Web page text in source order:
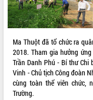
Bàn giải pháp tháo gỡ khó khăn
xuất khẩu sầu riêng và triển
định EUDR
Thứ trưởng Bộ Nông nghiệp và
trường Nguyễn Hoàng Hiệp
vùng trồng và doanh nghiệp
sầu riêng tại Đắk Lắk
Trình diễn nghệ thuật chế biến
món ăn từ sầu riêng
THỐNG KÊ TRUY CẬP
Hôm nay: 33533
Tất cả:
66009675
Ma Thuột đã tổ chức ra
2018. Tham gia hưởng
Trần Danh Phú - Bí thư
Vinh - Chủ tịch Công đoàn
cùng toàn thể viên chức,
Trường.